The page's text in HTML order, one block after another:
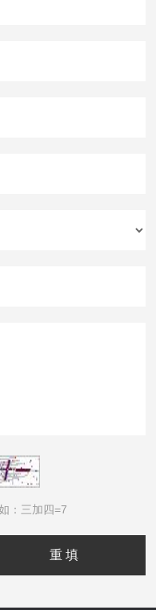
：三加四=7